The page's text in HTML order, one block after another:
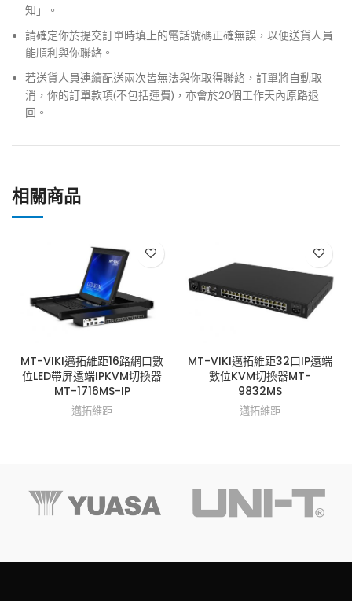
知」。
請確定你於提交訂單時填上的電話號碼正確無誤，以便送貨人員
能順利與你聯絡。
若送貨人員連續配送兩次皆無法與你取得聯絡，訂單將自動取
消，你的訂單款項(不包括運費)，亦會於20個工作天內原路退
回。
相關商品
MT-VIKI邁拓維距16路網口數
位LED帶屏遠端IPKVM切換器
MT-1716MS-IP
邁拓維距
MT-VIKI邁拓維距32口IP遠端
數位KVM切換器MT-
9832MS
邁拓維距